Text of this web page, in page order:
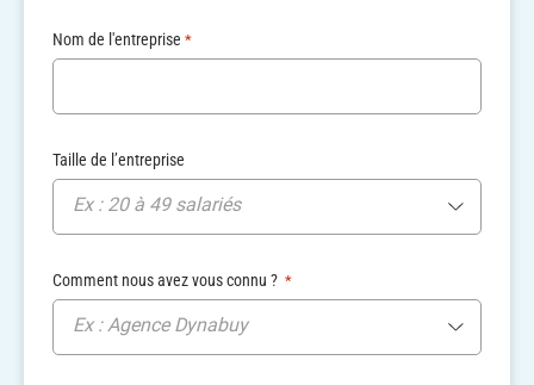
Nom de l'entreprise *
Taille de l’entreprise
Ex : 20 à 49 salariés
Comment nous avez vous connu ? *
Ex : Agence Dynabuy